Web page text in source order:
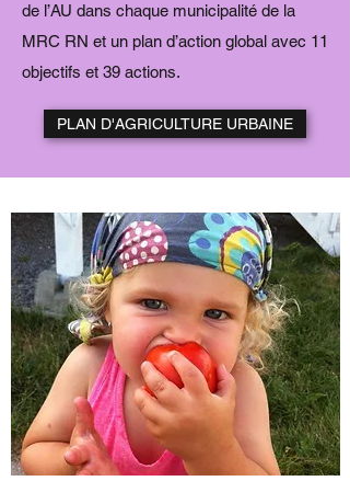
de l’AU dans chaque municipalité de la
MRC RN et un plan d’action global avec 11
objectifs et 39 actions.
PLAN D'AGRICULTURE URBAINE